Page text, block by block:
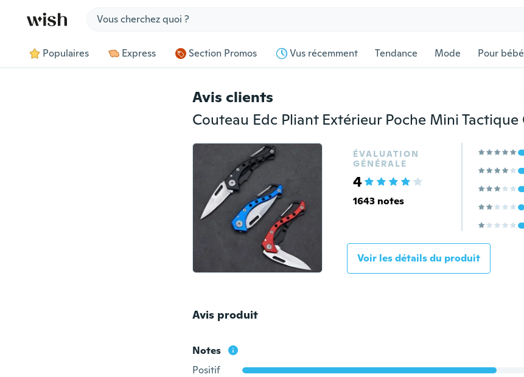
Populaires Express Section Promos Vus récemment Tendance Mode Pour bébé
Avis clients
ÉVALUATION
GÉNÉRALE
4
1643 notes
Voir les détails du produit
Avis produit
Notes
Positif